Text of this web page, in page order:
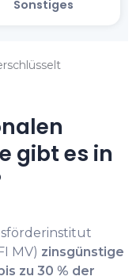
gibt es in
MV) zinsgünstige
zu 30 % der